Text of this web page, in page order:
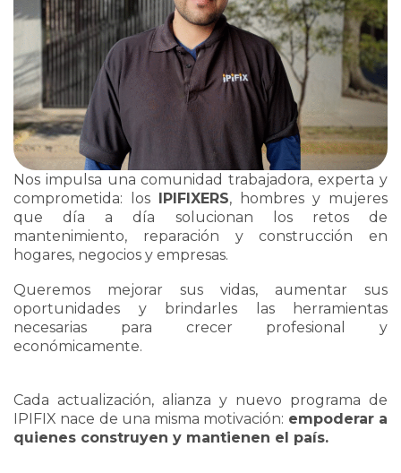
Nos impulsa una comunidad trabajadora, experta y
comprometida: los IPIFIXERS, hombres y mujeres
que día a día solucionan los retos de
mantenimiento, reparación y construcción en
hogares, negocios y empresas.
Queremos mejorar sus vidas, aumentar sus
oportunidades y brindarles las herramientas
necesarias para crecer profesional y
económicamente.
Cada actualización, alianza y nuevo programa de
IPIFIX nace de una misma motivación: empoderar a
quienes construyen y mantienen el país.